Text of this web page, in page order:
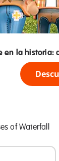
en la historia:
of Waterfall